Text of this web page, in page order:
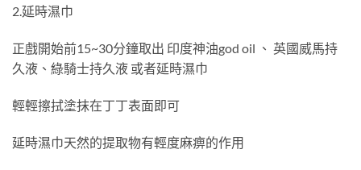
2.延時濕巾
正戲開始前15~30分鐘取出 印度神油god oil 、 英國威馬持
久液、綠騎士持久液 或者延時濕巾
輕輕擦拭塗抹在丁丁表面即可
延時濕巾天然的提取物有輕度麻痹的作用